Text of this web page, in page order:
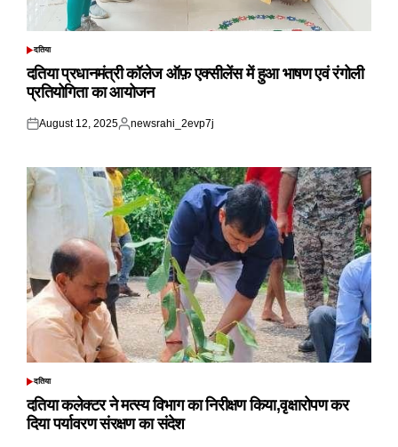
POSTED
दतिया
दतिया प्रधानमंत्री कॉलेज ऑफ़ एक्सीलेंस में हुआ भाषण एवं रंगोली
प्रतियोगिता का आयोजन
Posted
August 12, 2025
Posted
newsrahi_2evp7j
POSTED
दतिया
दतिया कलेक्टर ने मत्स्य विभाग का निरीक्षण किया,वृक्षारोपण कर
दिया पर्यावरण संरक्षण का संदेश